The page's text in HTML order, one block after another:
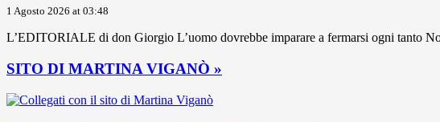
1 Agosto 2026 at 03:48
L’EDITORIALE di don Giorgio L’uomo dovrebbe imparare a fermarsi ogni tanto
SITO DI MARTINA VIGANÒ »